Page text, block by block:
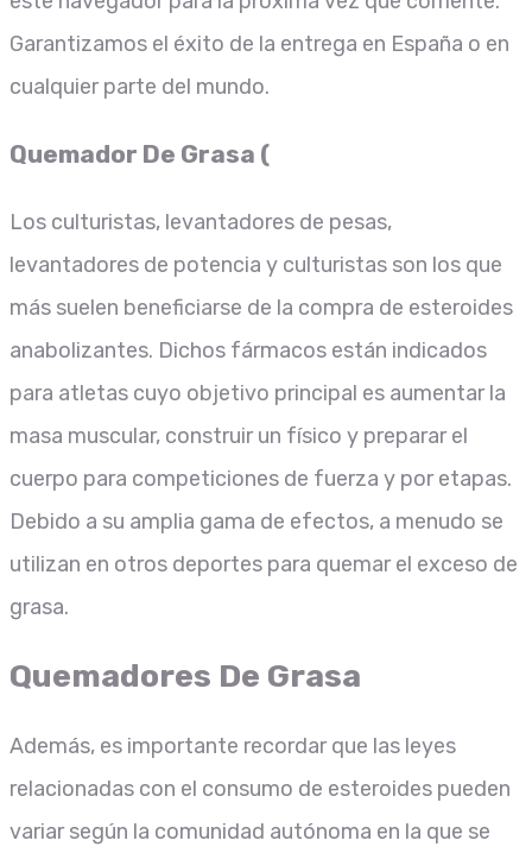
Garantizamos el éxito de la entrega en España o en
cualquier parte del mundo.
Quemador De Grasa (
Los culturistas, levantadores de pesas,
levantadores de potencia y culturistas son los que
más suelen beneficiarse de la compra de esteroides
anabolizantes. Dichos fármacos están indicados
para atletas cuyo objetivo principal es aumentar la
masa muscular, construir un físico y preparar el
cuerpo para competiciones de fuerza y por etapas.
Debido a su amplia gama de efectos, a menudo se
utilizan en otros deportes para quemar el exceso de
grasa.
Quemadores De Grasa
Además, es importante recordar que las leyes
relacionadas con el consumo de esteroides pueden
variar según la comunidad autónoma en la que se